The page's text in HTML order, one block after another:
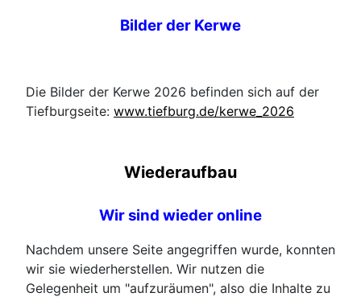
Bilder der Kerwe
Die Bilder der Kerwe 2026 befinden sich auf der
Tiefburgseite: www.tiefburg.de/kerwe_2026
Wiederaufbau
Wir sind wieder online
Nachdem unsere Seite angegriffen wurde, konnten
wir sie wiederherstellen. Wir nutzen die
Gelegenheit um "aufzuräumen", also die Inhalte zu